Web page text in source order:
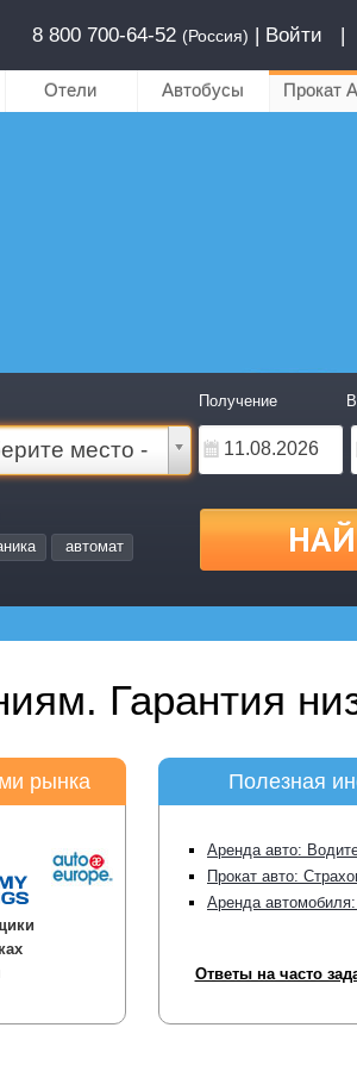
8 800 700-64-52 (Россия) | Войти |
Отели Автобусы Прокат
Получение
место -
автомат
Гарантия
рынка Полезная
Аренда авто:
Прокат авто:
Аренда
Ответы на часто